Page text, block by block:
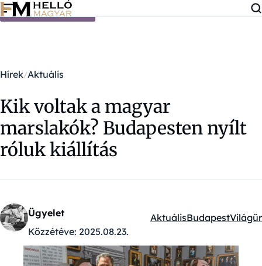
Ugrás a tartalomra
Hírek Aktuális
Kik voltak a magyar
marslakók? Budapesten nyílt
róluk kiállítás
Ügyelet
Közzétéve: 2025.08.23.
Kategóriák:
AktuálisBudapestVilágűr